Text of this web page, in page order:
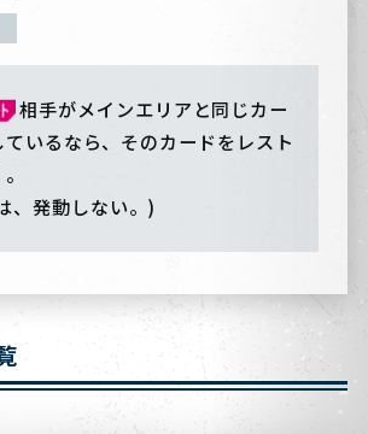
相手がメインエリアと同じカー
ているなら、そのカードをレスト
、発動しない。)